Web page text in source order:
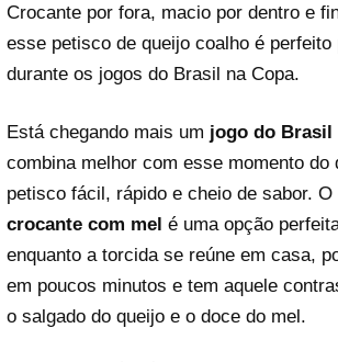
Crocante por fora, macio por dentro e
esse petisco de queijo coalho é
durante os jogos do Brasil na Copa.
Está chegando mais um jogo do Brasil
combina melhor com esse momento do
petisco fácil, rápido e cheio de sabor. O
crocante com mel é uma opção
enquanto a torcida se reúne em casa,
em poucos minutos e tem aquele
o salgado do queijo e o doce do mel.